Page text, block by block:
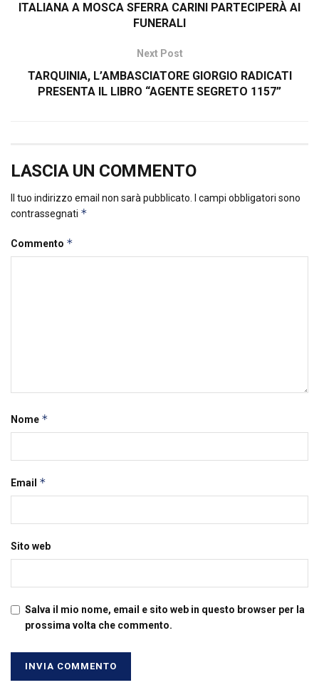
ITALIANA A MOSCA SFERRA CARINI PARTECIPERÀ AI
FUNERALI
Next Post
TARQUINIA, L’AMBASCIATORE GIORGIO RADICATI
PRESENTA IL LIBRO “AGENTE SEGRETO 1157”
LASCIA UN COMMENTO
Il tuo indirizzo email non sarà pubblicato.
I campi obbligatori sono
contrassegnati *
Commento *
Nome *
Email *
Sito web
Salva il mio nome, email e sito web in questo browser per la
prossima volta che commento.